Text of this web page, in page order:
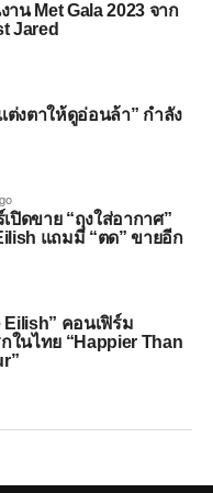
น Met Gala 2023 จาก
Jared
ต่งตาให้ดูอ่อนล้า” กำลัง
ปิดขาย “ถุงใส่อากาศ”
แถมมี “ตด” ขายอีก
Eilish” คอนเฟิร์ม
ในไทย “Happier Than